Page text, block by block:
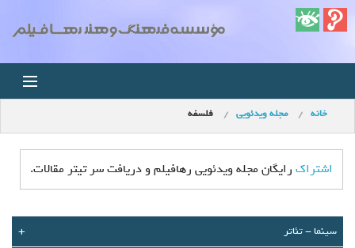
خانه
فروشگاه
خانه مجله ویدئویی فلسفه
اشتراک رایگان مجله ویدئویی رهافیلم و دریافت سر تیتر مقالات.
سينما - تئاتر
+